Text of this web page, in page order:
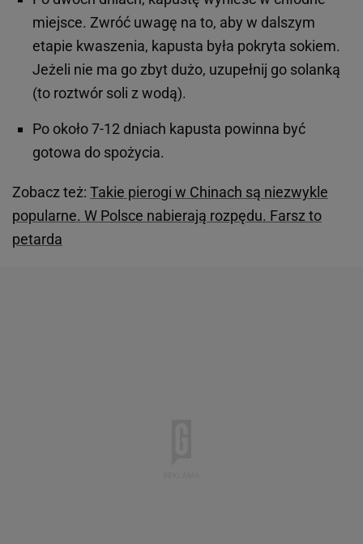
miejsce. Zwróć uwagę na to, aby w dalszym
etapie kwaszenia, kapusta była pokryta sokiem.
Jeżeli nie ma go zbyt dużo, uzupełnij go solanką
(to roztwór soli z wodą).
Po około 7-12 dniach kapusta powinna być
gotowa do spożycia.
Zobacz też: Takie pierogi w Chinach są niezwykle
popularne. W Polsce nabierają rozpędu. Farsz to
petarda